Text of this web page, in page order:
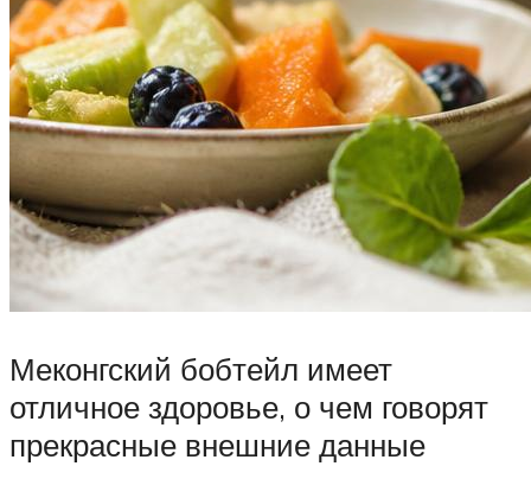
Меконгский бобтейл имеет
отличное здоровье, о чем говорят
прекрасные внешние данные